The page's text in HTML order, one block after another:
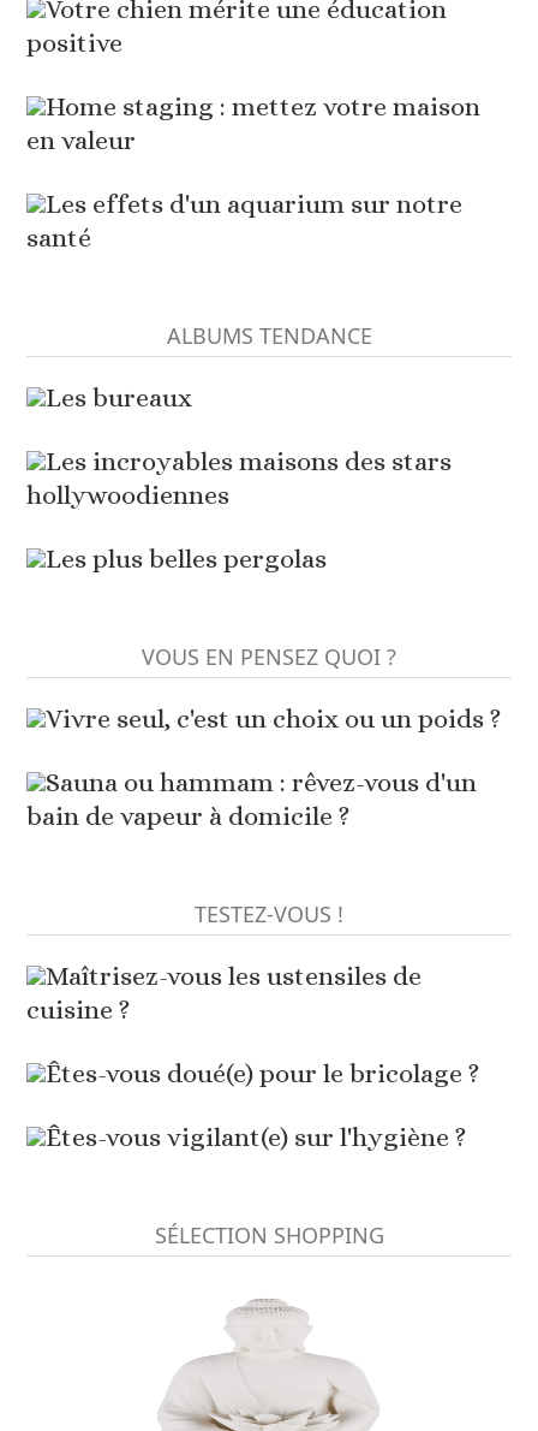
Votre chien mérite une éducation
positive
Home staging : mettez votre maison
en valeur
Les effets d'un aquarium sur notre
santé
ALBUMS TENDANCE
Les bureaux
Les incroyables maisons des stars
hollywoodiennes
Les plus belles pergolas
VOUS EN PENSEZ QUOI ?
Vivre seul, c'est un choix ou un poids ?
Sauna ou hammam : rêvez-vous d'un
bain de vapeur à domicile ?
TESTEZ-VOUS !
Maîtrisez-vous les ustensiles de
cuisine ?
Êtes-vous doué(e) pour le bricolage ?
Êtes-vous vigilant(e) sur l'hygiène ?
SÉLECTION SHOPPING